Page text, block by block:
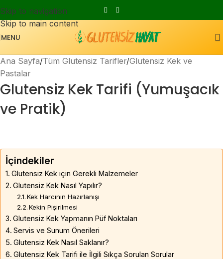
Skip to navigation
Skip to main content
MENU
Ana Sayfa Tüm Glutensiz Tarifler Glutensiz Kek ve
Pastalar
Glutensiz Kek Tarifi (Yumuşacık
ve Pratik)
İçindekiler
Glutensiz Kek için Gerekli Malzemeler
Glutensiz Kek Nasıl Yapılır?
Kek Harcının Hazırlanışı
Kekin Pişirilmesi
Glutensiz Kek Yapmanın Püf Noktaları
Servis ve Sunum Önerileri
Glutensiz Kek Nasıl Saklanır?
Glutensiz Kek Tarifi ile İlgili Sıkça Sorulan Sorular